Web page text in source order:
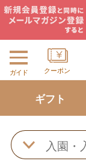
ガイド クーポン
ギフト